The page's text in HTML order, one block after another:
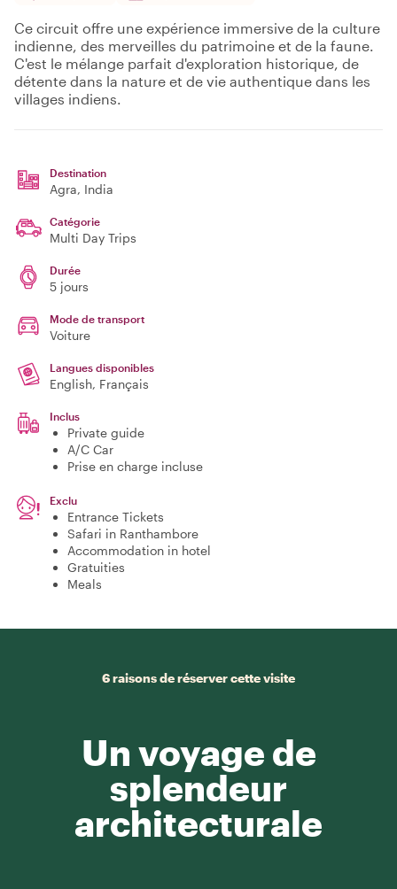
Ce circuit offre une expérience immersive de la culture
indienne, des merveilles du patrimoine et de la faune.
C'est le mélange parfait d'exploration historique, de
détente dans la nature et de vie authentique dans les
villages indiens.
Destination
Agra, India
Catégorie
Multi Day Trips
Durée
5 jours
Mode de transport
Voiture
Langues disponibles
English, Français
Inclus
Private guide
A/C Car
Prise en charge incluse
Exclu
Entrance Tickets
Safari in Ranthambore
Accommodation in hotel
Gratuities
Meals
6 raisons de réserver cette visite
Un voyage de
splendeur
architecturale